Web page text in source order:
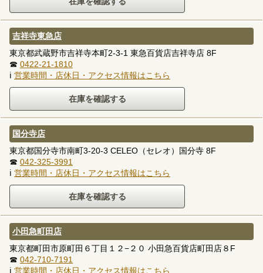
吉祥寺東急店
東京都武蔵野市吉祥寺本町2-3-1 東急百貨店吉祥寺店 8F
☎ 0422-21-1810
ℹ 営業時間・店休日・アクセス情報はこちら
国分寺店
東京都国分寺市南町3-20-3 CELEO（セレオ）国分寺 8F
☎ 042-325-3991
ℹ 営業時間・店休日・アクセス情報はこちら
小田急町田店
東京都町田市原町田６丁目１２−２０ 小田急百貨店町田店８F
☎ 042-710-7191
ℹ 営業時間・店休日・アクセス情報はこちら